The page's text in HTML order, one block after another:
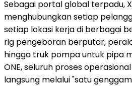
Sebagai portal global terpadu,
menghubungkan setiap
setiap lokasi kerja di berbagai
rig pengeboran berputar,
hingga truk pompa untuk pipa
ONE, seluruh proses
langsung melalui "satu